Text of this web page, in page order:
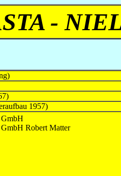
-
1957)
Robert Matter